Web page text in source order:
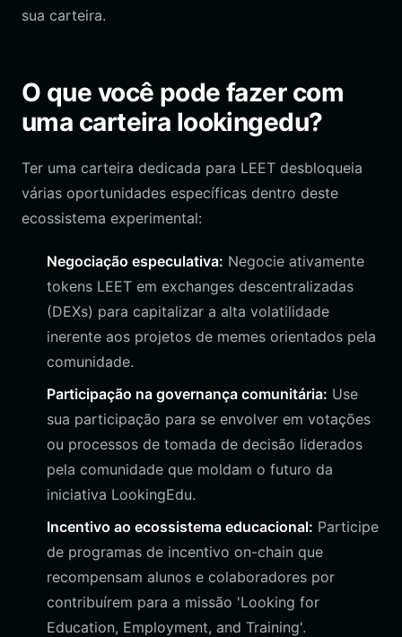
sua carteira.
O que você pode fazer com
uma carteira lookingedu?
Ter uma carteira dedicada para LEET desbloqueia
várias oportunidades específicas dentro deste
ecossistema experimental:
Negociação especulativa: Negocie ativamente
tokens LEET em exchanges descentralizadas
(DEXs) para capitalizar a alta volatilidade
inerente aos projetos de memes orientados pela
comunidade.
Participação na governança comunitária: Use
sua participação para se envolver em votações
ou processos de tomada de decisão liderados
pela comunidade que moldam o futuro da
iniciativa LookingEdu.
Incentivo ao ecossistema educacional: Participe
de programas de incentivo on-chain que
recompensam alunos e colaboradores por
contribuírem para a missão 'Looking for
Education, Employment, and Training'.